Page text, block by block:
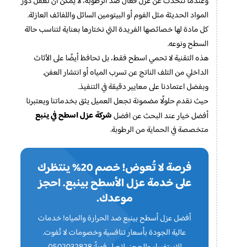
المواد الحديثة مثل الفوم أو البيتومين السائل واللفائف العازلة.
كل مادة لها خصائصها الفريدة التي نختارها بعناية لتناسب حالة
السطح ونوعه.
هذه التقنية لا تحمي اسطح فقط، بل تحافظ أيضًا على الأثاث
الداخلي من التلف الناتج عن تسرب المياه أو انتشار العفن.
وبفضل اعتمادنا على معايير دقيقة في التنفيذ.
حيث نقدم حلولًا مضمونة تجعل العميل يثق بخدماتنا ويعتبرنا
أفضل خيار عند البحث عن افضلشركة عزل اسطح في ينبع
متخصصة في الحماية من الرطوبة.
فرصة لا تُعوض! خصم 20% ينتظرك
على خدمة عزل الأسطح بينبع. احجز
موعدك.
أفضل عزل أسطح بينبع ضد الحرارة والمياه! خدمات
عالية الجودة بأسعار تنافسية وخصومات لا تُفوت.